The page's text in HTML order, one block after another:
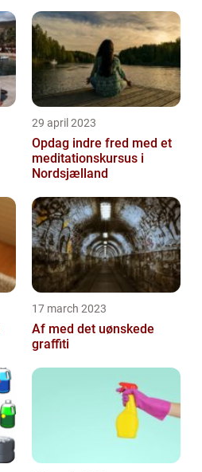
29 april 2023
Opdag indre fred med et
meditationskursus i
Nordsjælland
17 march 2023
Af med det uønskede
graffiti